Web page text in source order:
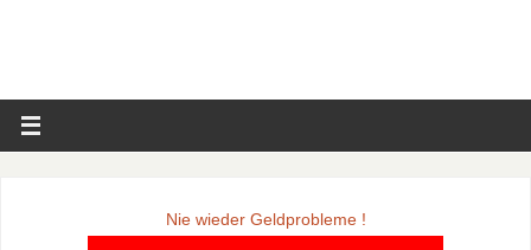
Nie wieder Geldprobleme !